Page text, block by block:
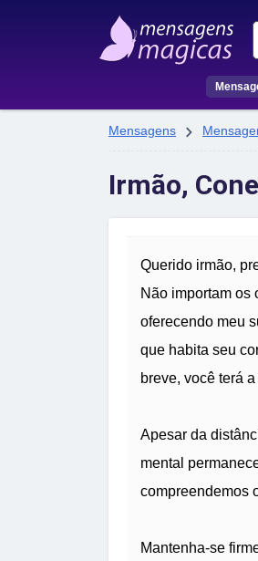
Mensagens 
Irmão,
Querido irmão,
Não importam os
oferecendo meu
que habita seu
breve, você terá
Apesar da
mental
compreendemos
Mantenha-se